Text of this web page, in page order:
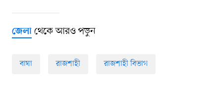
জেলাথেকে আরও পড়ুন
বাঘা রাজশাহী রাজশাহী বিভাগ